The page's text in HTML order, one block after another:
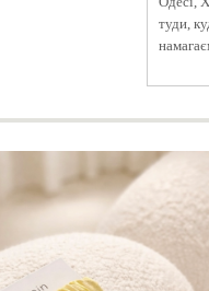
туди,